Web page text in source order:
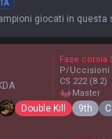
giocati in
Fase corsia
P/Uccisioni
CS 222 (8.2)
master
Double Kill 9th